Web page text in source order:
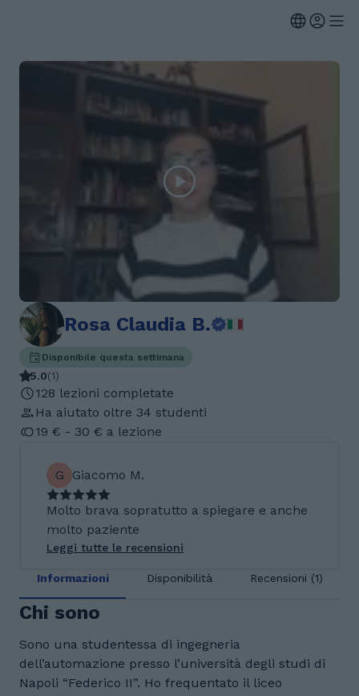
Rosa Claudia B.
Disponibile questa settimana
5.0(1)
128 lezioni completate
Ha aiutato oltre 34 studenti
19 € - 30 € a lezione
G Giacomo M.
Molto brava sopratutto a spiegare e anche
molto paziente
Leggi tutte le recensioni
Informazioni Disponibilità Recensioni (1)
Chi sono
Sono una studentessa di ingegneria
dell’automazione presso l’università degli studi di
Napoli “Federico II”. Ho frequentato il liceo